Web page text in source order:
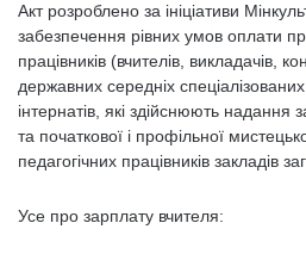
Акт розроблено за ініціативи
забезпечення рівних умов оплати
працівників (вчителів, викладачів,
державних середніх
інтернатів, які здійснюють надання
та початкової і профільної
педагогічних працівників закладів
Усе про зарплату вчителя: